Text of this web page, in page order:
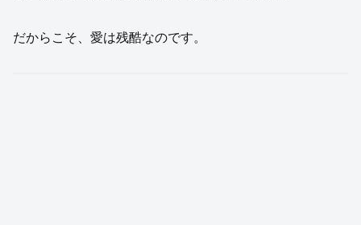
だからこそ、愛は残酷なのです。